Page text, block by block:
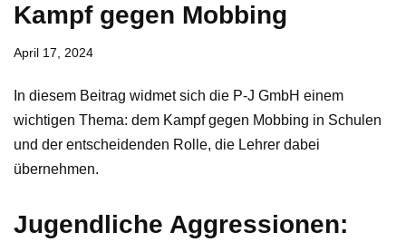
Kampf gegen Mobbing
April 17, 2024
In diesem Beitrag widmet sich die P-J GmbH einem
wichtigen Thema: dem Kampf gegen Mobbing in Schulen
und der entscheidenden Rolle, die Lehrer dabei
übernehmen.
Jugendliche Aggressionen: